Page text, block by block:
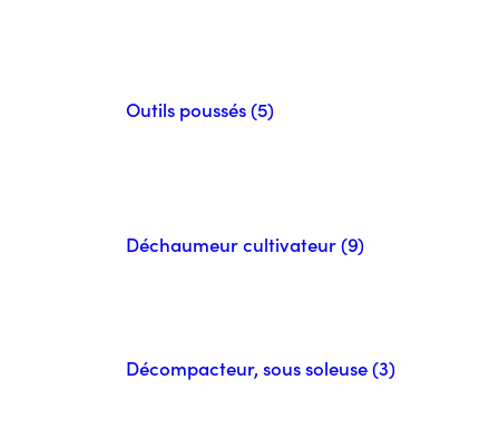
Outils poussés (5)
Déchaumeur cultivateur (9)
Décompacteur, sous soleuse (3)